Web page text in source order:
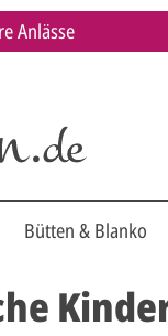
Anlässe
Bütten & Blanko